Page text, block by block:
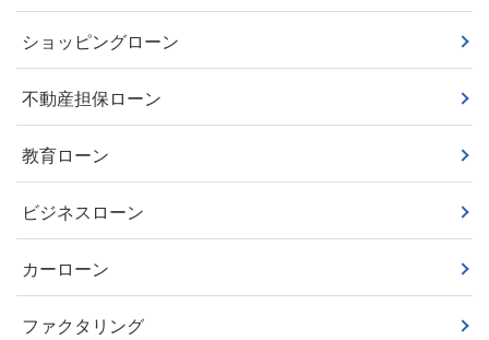
ショッピングローン
不動産担保ローン
教育ローン
ビジネスローン
カーローン
ファクタリング